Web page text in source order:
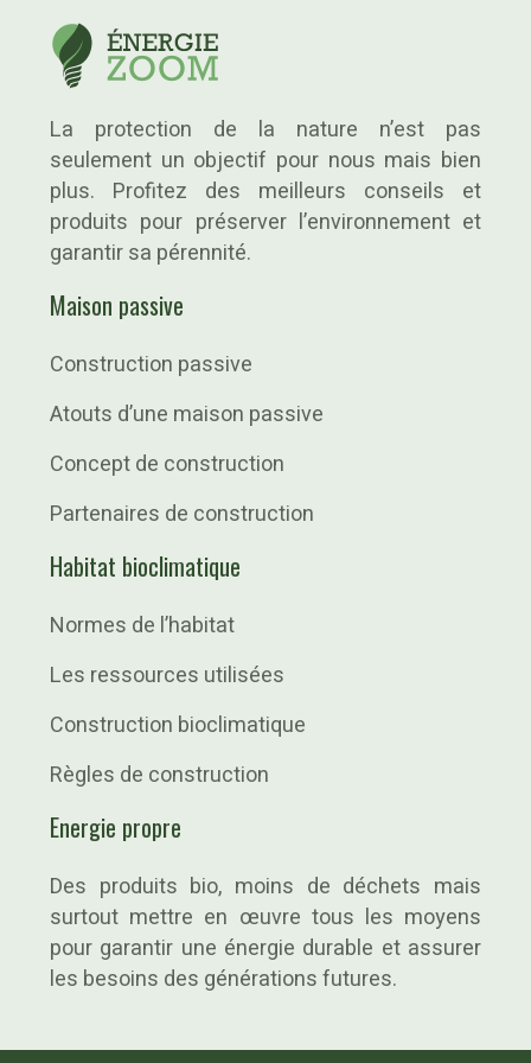
La protection de la nature n’est pas
seulement un objectif pour nous mais bien
plus. Profitez des meilleurs conseils et
produits pour préserver l’environnement et
garantir sa pérennité.
Maison passive
Construction passive
Atouts d’une maison passive
Concept de construction
Partenaires de construction
Habitat bioclimatique
Normes de l’habitat
Les ressources utilisées
Construction bioclimatique
Règles de construction
Energie propre
Des produits bio, moins de déchets mais
surtout mettre en œuvre tous les moyens
pour garantir une énergie durable et assurer
les besoins des générations futures.